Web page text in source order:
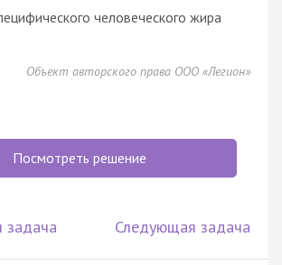
человеческого жира
Объект авторского права ООО «Легион»
Посмотреть решение
Следующая задача